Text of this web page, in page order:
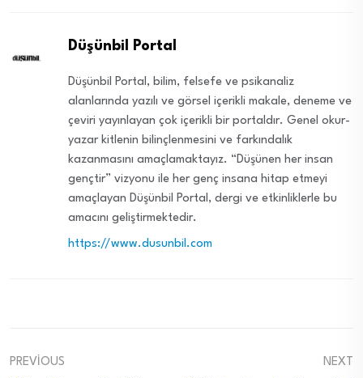
Düşünbil Portal
Düşünbil Portal, bilim, felsefe ve psikanaliz
alanlarında yazılı ve görsel içerikli makale, deneme ve
çeviri yayınlayan çok içerikli bir portaldır. Genel okur-
yazar kitlenin bilinçlenmesini ve farkındalık
kazanmasını amaçlamaktayız. “Düşünen her insan
gençtir” vizyonu ile her genç insana hitap etmeyi
amaçlayan Düşünbil Portal, dergi ve etkinliklerle bu
amacını geliştirmektedir.
https://www.dusunbil.com
PREVIOUS
NEXT